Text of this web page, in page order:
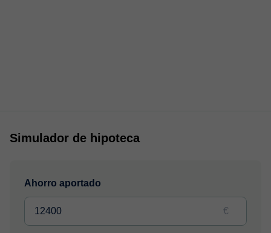
Simulador de hipoteca
Ahorro aportado
€